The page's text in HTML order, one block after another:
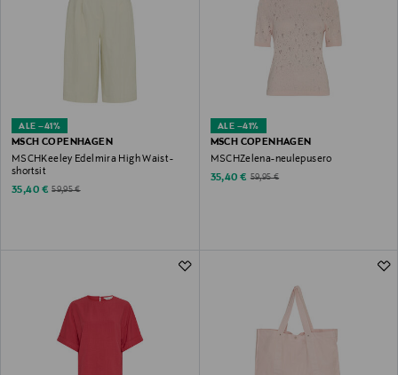
ALE –41%
MSCH COPENHAGEN
MSCHKeeley Edelmira High Waist -
shortsit
Discounted Price
35,40 € Original Price
59,95 €
ALE –41%
MSCH COPENHAGEN
MSCHZelena-neulepusero
Discounted Price
35,40 € Original Price
59,95 €